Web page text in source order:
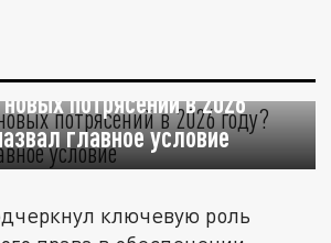
потрясений в 2026
главное условие
ключевую роль